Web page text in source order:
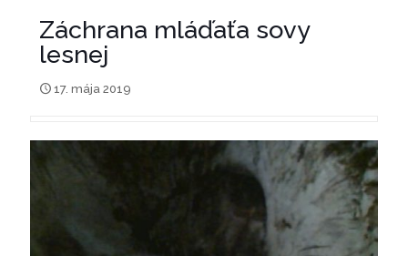
Záchrana mláďaťa sovy
lesnej
17. mája 2019